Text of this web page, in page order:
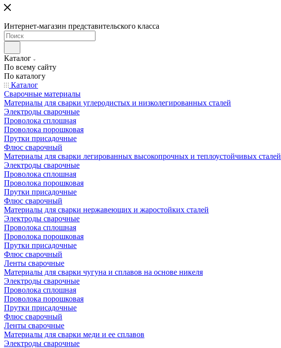
Интернет-магазин представительского класса
Каталог
По всему сайту
По каталогу
Каталог
Сварочные материалы
Материалы для сварки углеродистых и низколегированных сталей
Электроды сварочные
Проволока сплошная
Проволока порошковая
Прутки присадочные
Флюс сварочный
Материалы для сварки легированных высокопрочных и теплоустойчивых сталей
Электроды сварочные
Проволока сплошная
Проволока порошковая
Прутки присадочные
Флюс сварочный
Материалы для сварки нержавеющих и жаростойких сталей
Электроды сварочные
Проволока сплошная
Проволока порошковая
Прутки присадочные
Флюс сварочный
Ленты сварочные
Материалы для сварки чугуна и сплавов на основе никеля
Электроды сварочные
Проволока сплошная
Проволока порошковая
Прутки присадочные
Флюс сварочный
Ленты сварочные
Материалы для сварки меди и ее сплавов
Электроды сварочные